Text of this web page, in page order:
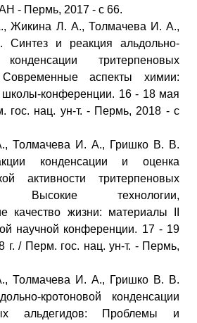
- Пермь, 2017 - с 66.
Жикина Л. А., Толмачева И. А.,
и реакция альдольно-
конденсации тритерпеновых
Современные аспекты химии:
конференции. 16 - 18 мая
гос. нац. ун-т. - Пермь, 2018 - с
Толмачева И. А., Гришко В. В.
конденсации и оценка
активности тритерпеновых
Высокие технологии,
качество жизни: материалы II
научной конференции. 17 - 19
г. / Перм. гос. нац. ун-т. - Пермь,
Толмачева И. А., Гришко В. В.
кротоновой конденсации
альдегидов: Проблемы и